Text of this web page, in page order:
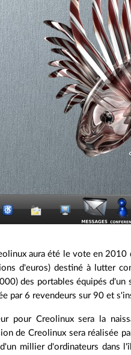
aura été le vote en
d'euros) destiné à lutter
des portables équipés
par 6 revendeurs sur 90 et
pour Creolinux sera la
de Creolinux sera réalisée
millier d'ordinateurs dans